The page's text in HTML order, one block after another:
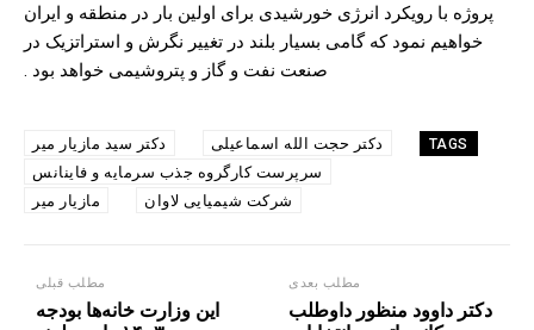
پروژه با رویکرد انرژی خورشیدی برای اولین بار در منطقه و ایران
خواهیم نمود که گامی بسیار بلند در تغییر نگرش و استراتزیک در
صنعت نفت و گاز و پتروشیمی خواهد بود .
TAGS دکتر حجت الله اسماعیلی
دکتر سید مازیار میر
سرپرست کارگروه جذب سرمایه و فاینانس
شرکت شیمیایی لاوان
مازیار میر
مطلب قبلی
این وزارت خانه‌ها بودجه
مطلب بعدی
دکتر داوود منظور داوطلب